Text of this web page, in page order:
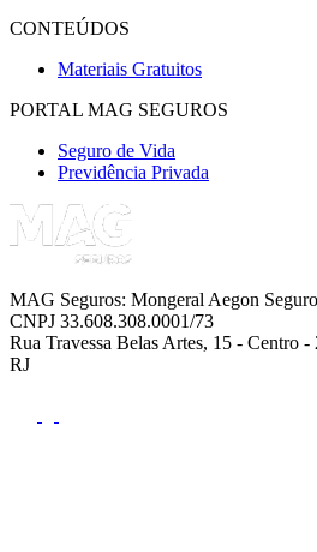
CONTEÚDOS
Materiais Gratuitos
PORTAL MAG SEGUROS
Seguro de Vida
Previdência Privada
MAG Seguros: Mongeral Aegon
CNPJ 33.608.308.0001/73
Rua Travessa Belas Artes, 15 - Centro
RJ